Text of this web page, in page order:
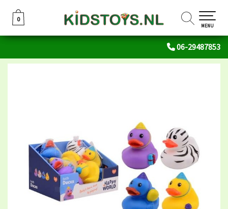
06-29487853
0
0
MENU